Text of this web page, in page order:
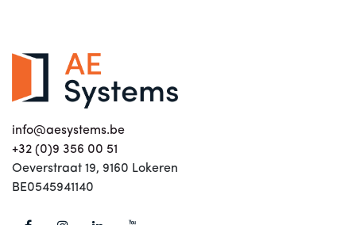
info@aesystems.be
+32 (0)9 356 00 51
Oeverstraat 19, 9160 Lokeren
BE0545941140